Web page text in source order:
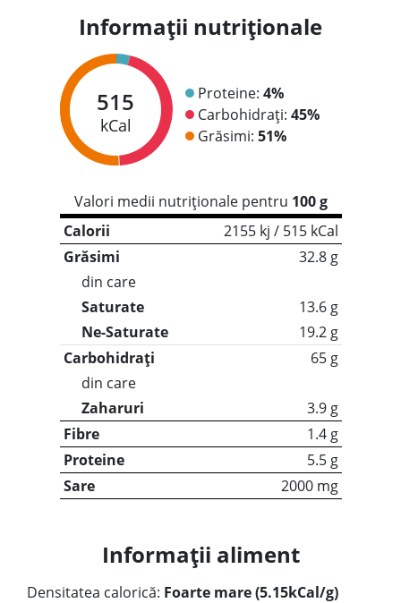
Informații nutriționale
515
kCal
Proteine: 4%
Carbohidrați: 45%
Grăsimi: 51%
Valori medii nutriționale pentru 100 g
Calorii
2155 kj / 515 kCal
Grăsimi
32.8 g
din care
Saturate
13.6 g
Ne-Saturate
19.2 g
Carbohidrați
65 g
din care
Zaharuri
3.9 g
Fibre
1.4 g
Proteine
5.5 g
Sare
2000 mg
Informații aliment
Densitatea calorică: Foarte mare (5.15kCal/g)